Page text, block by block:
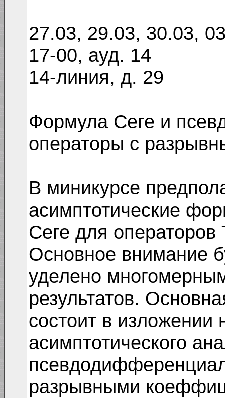
27.03, 29.03, 30.03,
17-00, ауд. 14
14-линия, д. 29
Формула Сеге и
операторы с
В миникурсе
асимптотические
Сеге для
Основное внимание
уделено
результатов.
состоит в изложении
асимптотического
разрывными